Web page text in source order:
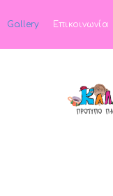
Gallery Επικοινωνία